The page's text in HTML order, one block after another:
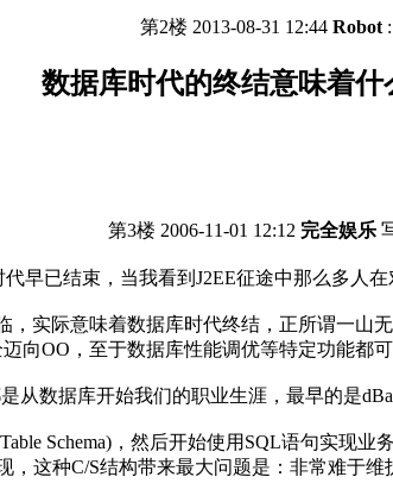
第2楼 2013-08-31 12:44 Robot :
数据库时代的终结意味着什
第3楼 2006-11-01 12:12 完全娱乐
早已结束，当我看到J2EE征途中那么多人
际意味着数据库时代终结，正所谓一山无
向OO，至于数据库性能调优等特定功能都可
据库开始我们的职业生涯，最早的是
Schema)，然后开始使用SQL语句实现业
，这种C/S结构带来最大问题是：非常难于维